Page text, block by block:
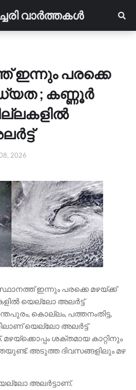
വാർത്തകൾ
ഇന്നും പരക്കെ
; കണ്ണൂർ
2026
ഇന്നും പരക്കെ മഴയ്ക്ക്
യെല്ലോ അലർട്ട്
കൊല്ലം, പത്തനംതിട്ട,
യെല്ലോ അലർട്ട്
മഴയ്ക്കൊപ്പം ശക്തമായ കാറ്റിനും
അടുത്ത ദിവസങ്ങളിലും മഴ
അലർട്ടാണ്.